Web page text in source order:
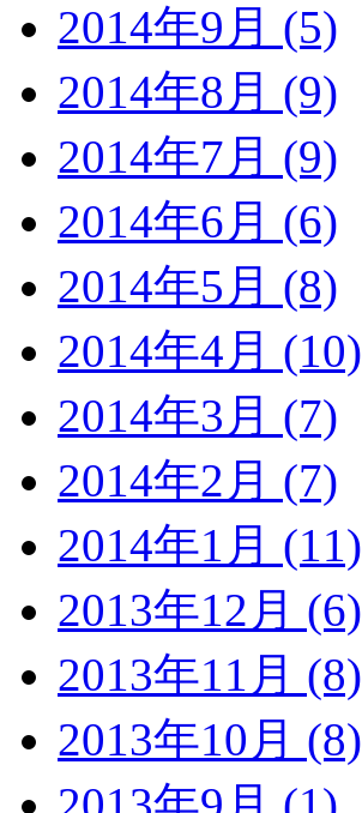
2014年9月 (5)
2014年8月 (9)
2014年7月 (9)
2014年6月 (6)
2014年5月 (8)
2014年4月 (10)
2014年3月 (7)
2014年2月 (7)
2014年1月 (11)
2013年12月 (6)
2013年11月 (8)
2013年10月 (8)